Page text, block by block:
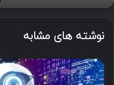
نوشته های مشابه